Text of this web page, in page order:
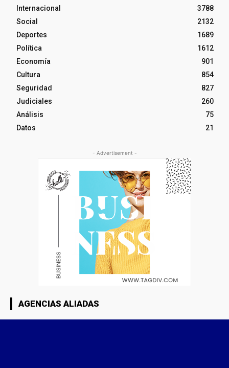
Internacional
3788
Social
2132
Deportes
1689
Política
1612
Economía
901
Cultura
854
Seguridad
827
Judiciales
260
Análisis
75
Datos
21
- Advertisement -
AGENCIAS ALIADAS